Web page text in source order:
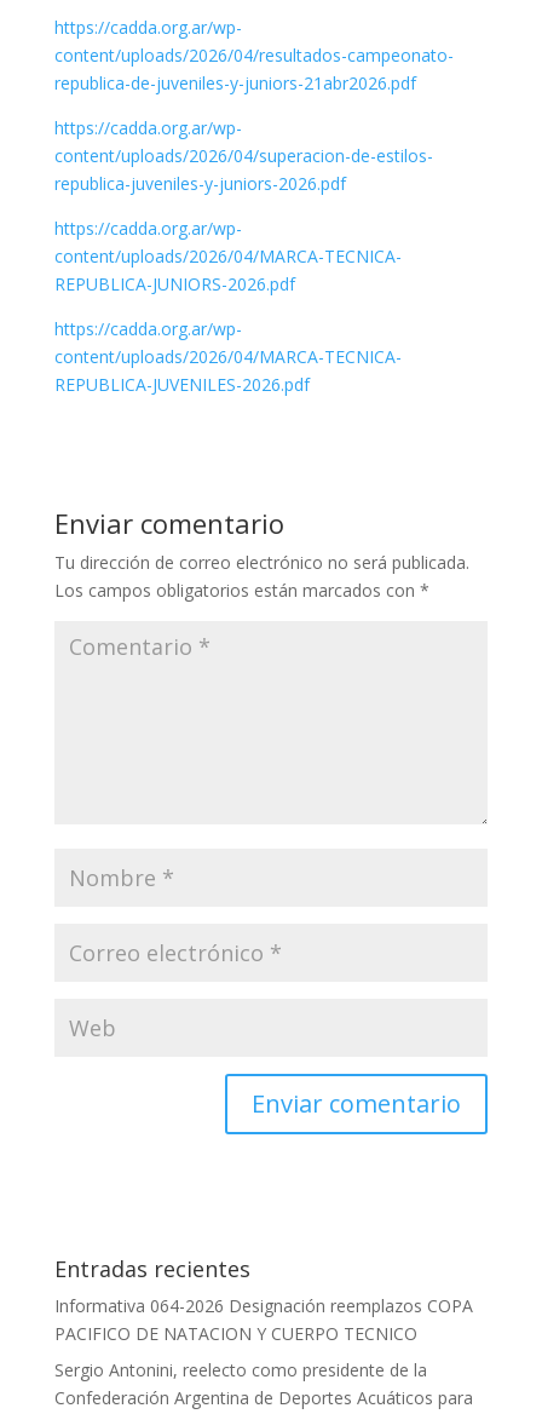
https://cadda.org.ar/wp-
content/uploads/2026/04/resultados-campeonato-
republica-de-juveniles-y-juniors-21abr2026.pdf
https://cadda.org.ar/wp-
content/uploads/2026/04/superacion-de-estilos-
republica-juveniles-y-juniors-2026.pdf
https://cadda.org.ar/wp-
content/uploads/2026/04/MARCA-TECNICA-
REPUBLICA-JUNIORS-2026.pdf
https://cadda.org.ar/wp-
content/uploads/2026/04/MARCA-TECNICA-
REPUBLICA-JUVENILES-2026.pdf
Enviar comentario
Tu dirección de correo electrónico no será publicada.
Los campos obligatorios están marcados con *
Entradas recientes
Informativa 064-2026 Designación reemplazos COPA
PACIFICO DE NATACION Y CUERPO TECNICO
Sergio Antonini, reelecto como presidente de la
Confederación Argentina de Deportes Acuáticos para